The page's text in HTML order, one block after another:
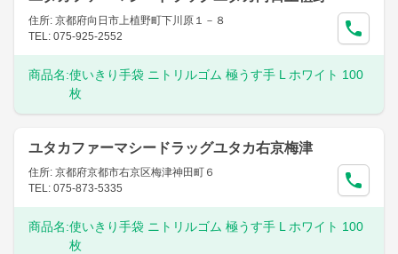
住所: 京都府向日市上植野町下川原１－８
TEL: 075-925-2552
商品名:使いきり手袋 ニトリルゴム 極うす手 L ホワイト 100
枚
ユタカファーマシードラッグユタカ右京梅津
住所: 京都府京都市右京区梅津神田町６
TEL: 075-873-5335
商品名:使いきり手袋 ニトリルゴム 極うす手 L ホワイト 100
枚